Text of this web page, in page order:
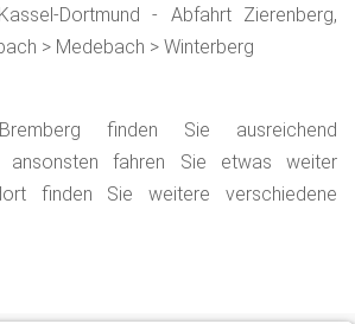
Dortmund - Abfahrt Zierenberg,
> Medebach > Winterberg
finden Sie ausreichend
ansonsten fahren Sie etwas weiter
finden Sie weitere verschiedene